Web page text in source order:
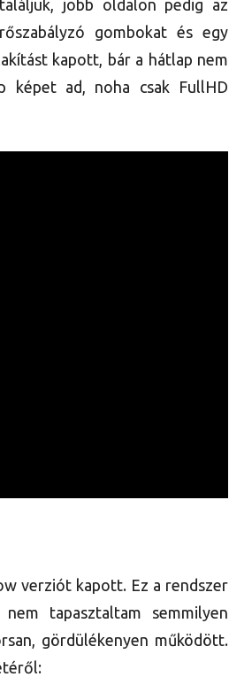
jobb oldalon pedig az
gombokat és egy
kapott, bár a hátlap nem
képet ad, noha csak FullHD
verziót kapott. Ez a rendszer
tapasztaltam semmilyen
gördülékenyen működött.